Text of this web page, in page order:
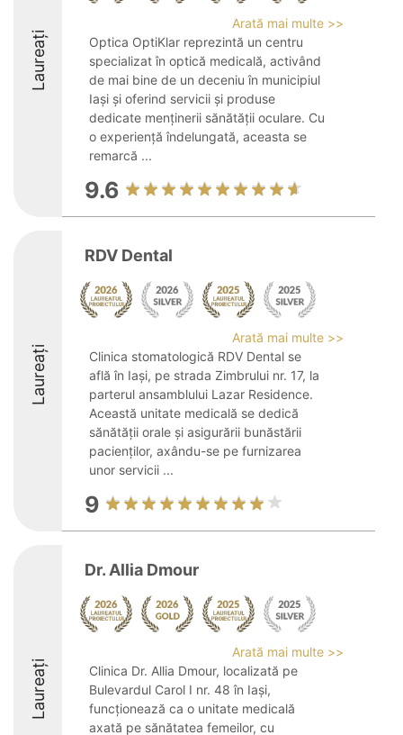
Laureați
Arată mai multe >>
Optica OptiKlar reprezintă un centru
specializat în optică medicală, activând
de mai bine de un deceniu în municipiul
Iași și oferind servicii și produse
dedicate menținerii sănătății oculare. Cu
o experiență îndelungată, aceasta se
remarcă ...
9.6
Laureați
RDV Dental
Arată mai multe >>
Clinica stomatologică RDV Dental se
află în Iași, pe strada Zimbrului nr. 17, la
parterul ansamblului Lazar Residence.
Această unitate medicală se dedică
sănătății orale și asigurării bunăstării
pacienților, axându-se pe furnizarea
unor servicii ...
9
Laureați
Dr. Allia Dmour
Arată mai multe >>
Clinica Dr. Allia Dmour, localizată pe
Bulevardul Carol I nr. 48 în Iași,
funcționează ca o unitate medicală
axată pe sănătatea femeilor, cu